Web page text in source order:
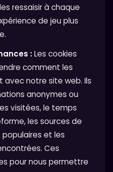
ressaisir à chaque
de jeu plus
:Les cookies
comment les
avec notre site web. Ils
anonymes ou
visitées, le temps
les sources de
populaires et les
Ces
pour nous permettre